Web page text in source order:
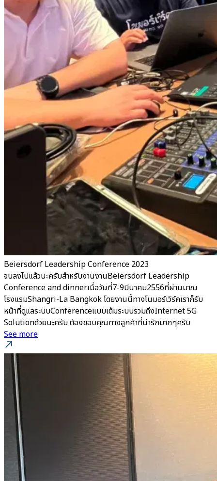
Beiersdorf Leadership Conference 2023
จบลงไปแล้วนะครับสำหรับงานงานBeiersdorf Leadership
Conference and dinnerเมื่อวันที่7-9มีนาคม2556ที่ผ่านมาณ
โรงแรมShangri-La Bangkok โดยงานนี้ทางโนมอร์เวิร์คเราก็รับ
หน้าที่ดูแลระบบConferenceแบบเต็มระบบรวมถึงInternet 5G
Solutionด้วยนะครับ ต้องขอบคุณทางลูกค้าที่น่ารักมากๆครับ
See more